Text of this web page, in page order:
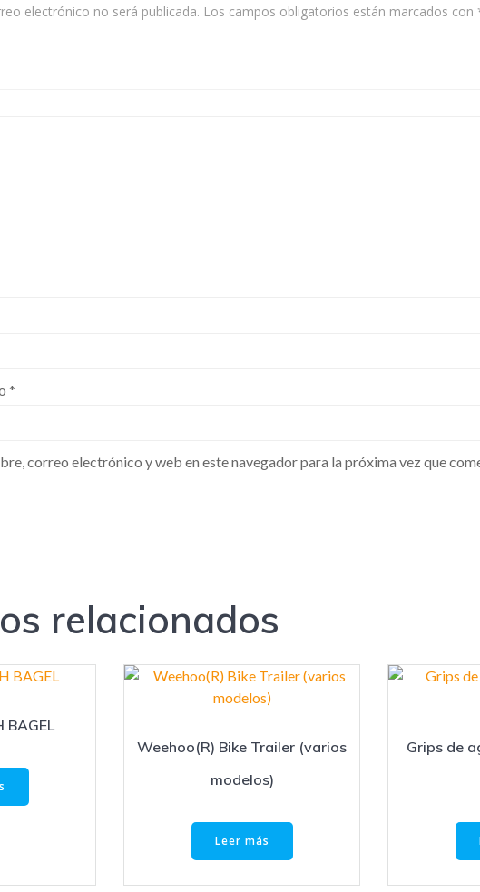
electrónico no será publicada. Los campos obligatorios están marcados con
*
correo electrónico y web en este navegador para la próxima vez que
relacionados
BAGEL
Weehoo(R) Bike Trailer (varios
modelos)
Leer más
Grips de